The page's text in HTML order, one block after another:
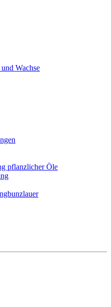
Wachse
pflanzlicher Öle